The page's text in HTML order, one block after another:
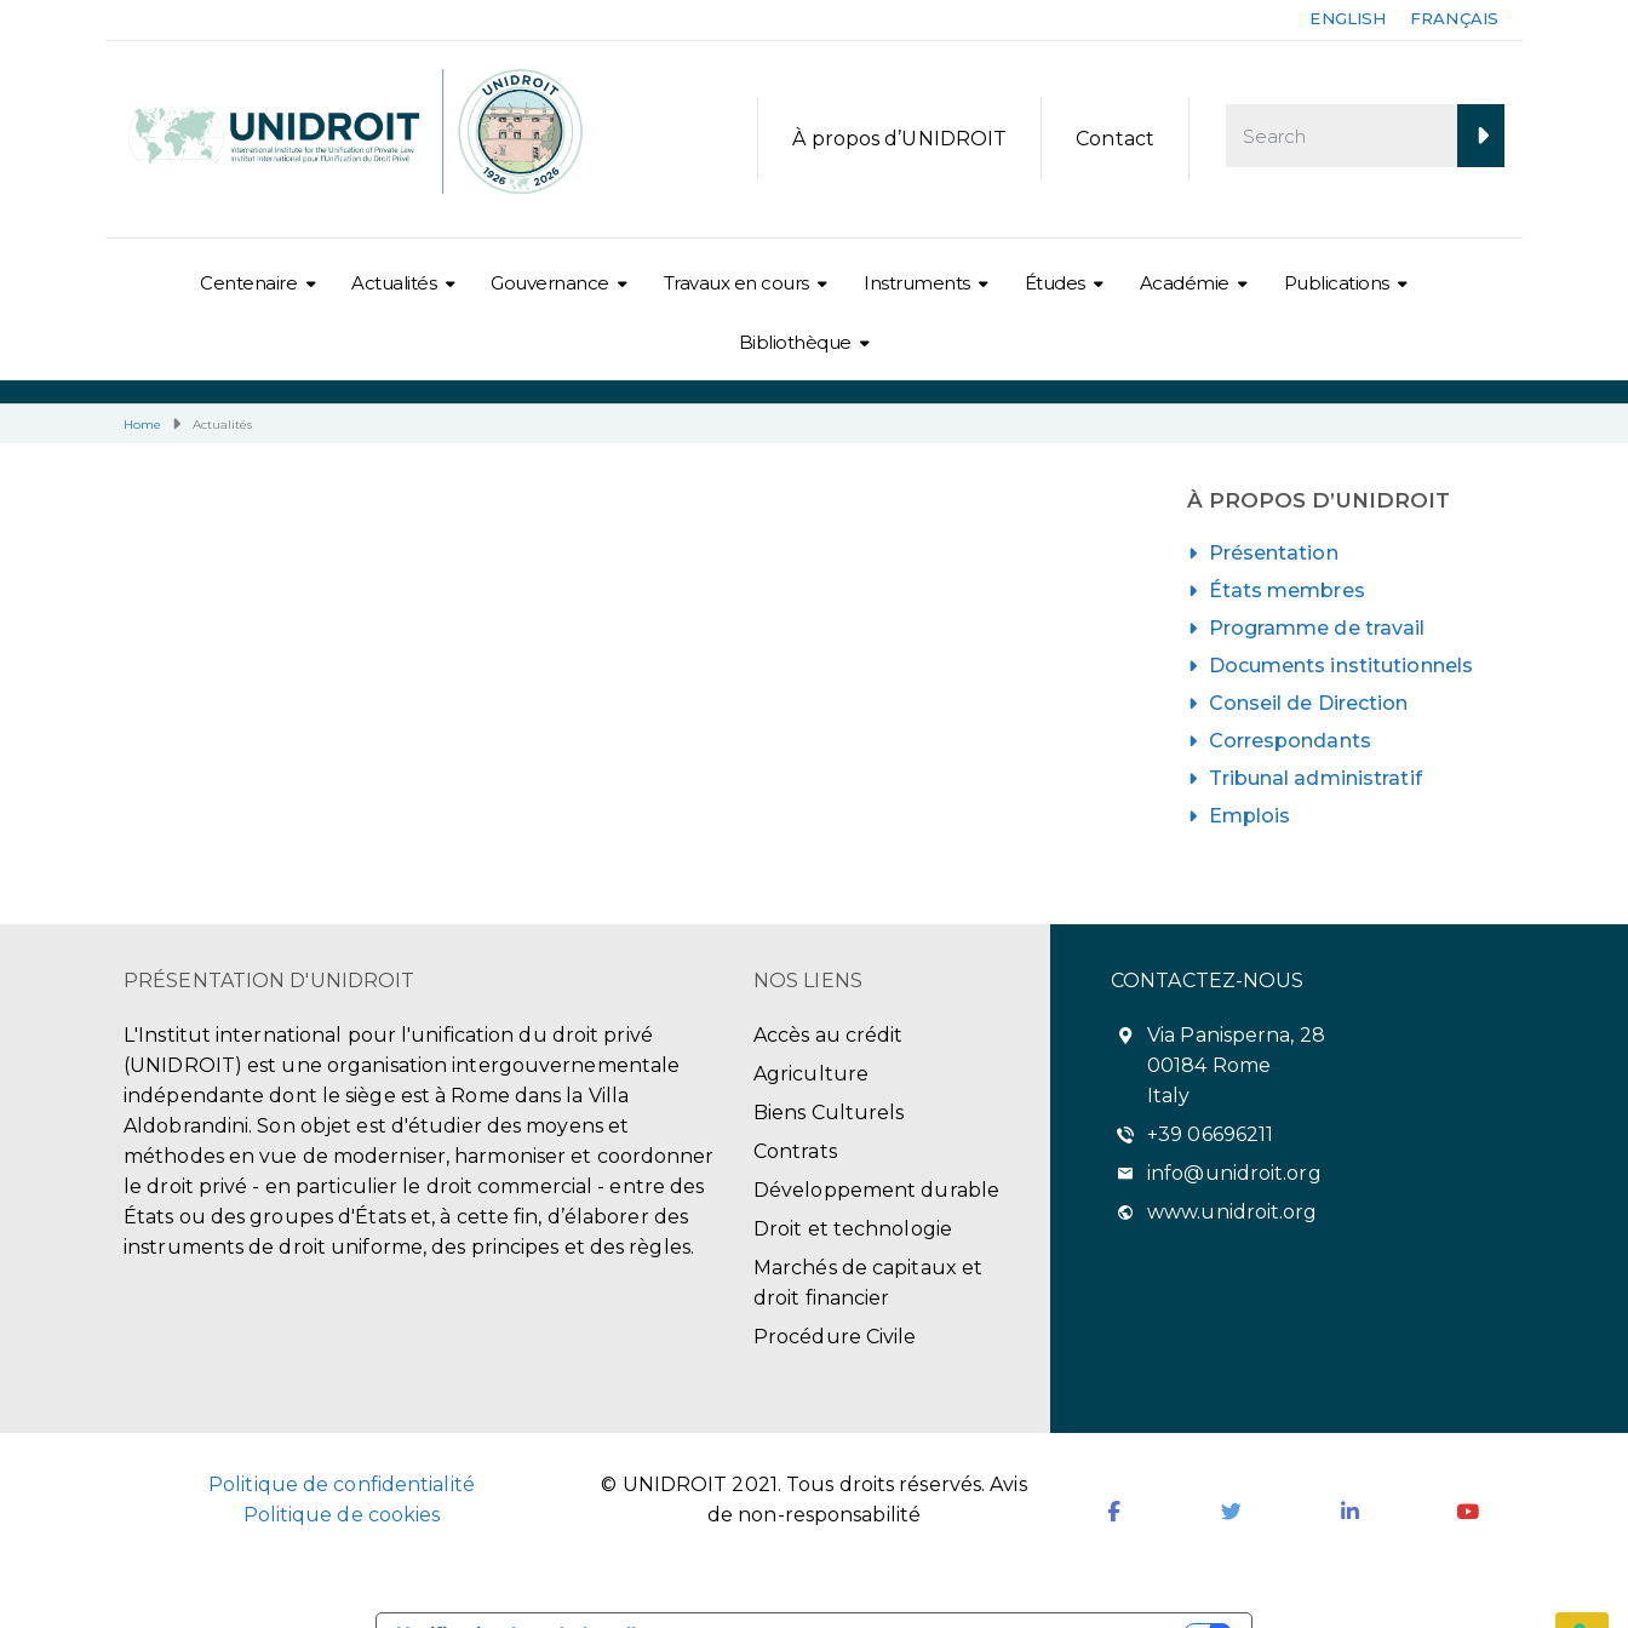
ENGLISH FRANÇAIS
À propos d’UNIDROIT Contact
Centenaire Actualités Gouvernance Travaux en cours Instruments Études Académie Publications
Bibliothèque
Home Actualités
À PROPOS D’UNIDROIT
Présentation
États membres
Programme de travail
Documents institutionnels
Conseil de Direction
Correspondants
Tribunal administratif
Emplois
PRÉSENTATION D'UNIDROIT
L'Institut international pour l'unification du droit privé
(UNIDROIT) est une organisation intergouvernementale
indépendante dont le siège est à Rome dans la Villa
Aldobrandini. Son objet est d'étudier des moyens et
méthodes en vue de moderniser, harmoniser et coordonner
le droit privé - en particulier le droit commercial - entre des
États ou des groupes d'États et, à cette fin, d’élaborer des
instruments de droit uniforme, des principes et des règles.
NOS LIENS
Accès au crédit
Agriculture
Biens Culturels
Contrats
Développement durable
Droit et technologie
Marchés de capitaux et
droit financier
Procédure Civile
CONTACTEZ-NOUS
Via Panisperna, 28
00184 Rome
Italy
+39 06696211
info@unidroit.org
www.unidroit.org
Politique de confidentialité
Politique de cookies
© UNIDROIT 2021. Tous droits réservés.Avis
de non-responsabilité